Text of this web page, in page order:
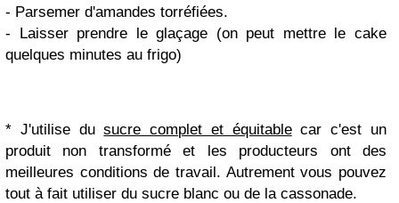
- Parsemer d'amandes torréfiées.
- Laisser prendre le glaçage (on peut mettre le cake
quelques minutes au frigo)
* J'utilise dusucre complet et équitablecar c'est un
produit non transformé et les producteurs ont des
meilleures conditions de travail. Autrement vous pouvez
tout à fait utiliser du sucre blanc ou de la cassonade.